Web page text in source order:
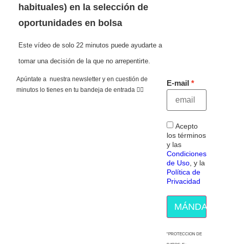
habituales) en la selección de
oportunidades en bolsa
Este vídeo de solo 22 minutos puede ayudarte a
tomar una decisión de la que no arrepentirte.
Apúntate a nuestra newsletter y en cuestión de
minutos lo tienes en tu bandeja de entrada 👇🏻
E-mail
Acepto
los términos
y las
Condiciones
de Uso , y la
Política de
Privacidad
MÁNDAME
“PROTECCION DE